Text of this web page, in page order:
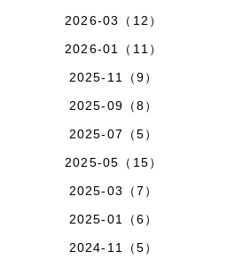
2026-03（12）
2026-01（11）
2025-11（9）
2025-09（8）
2025-07（5）
2025-05（15）
2025-03（7）
2025-01（6）
2024-11（5）